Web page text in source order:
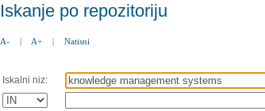
Iskanje po repozitoriju
A- | A+ | Natisni
Iskalni niz: